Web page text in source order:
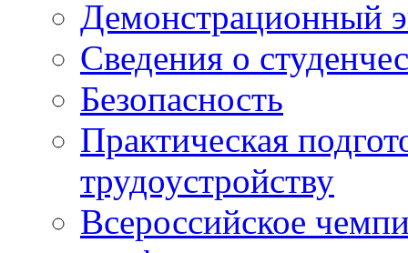
Демонстрационный
Сведения о
Безопасность
Практическая
трудоустройству
Всероссийское